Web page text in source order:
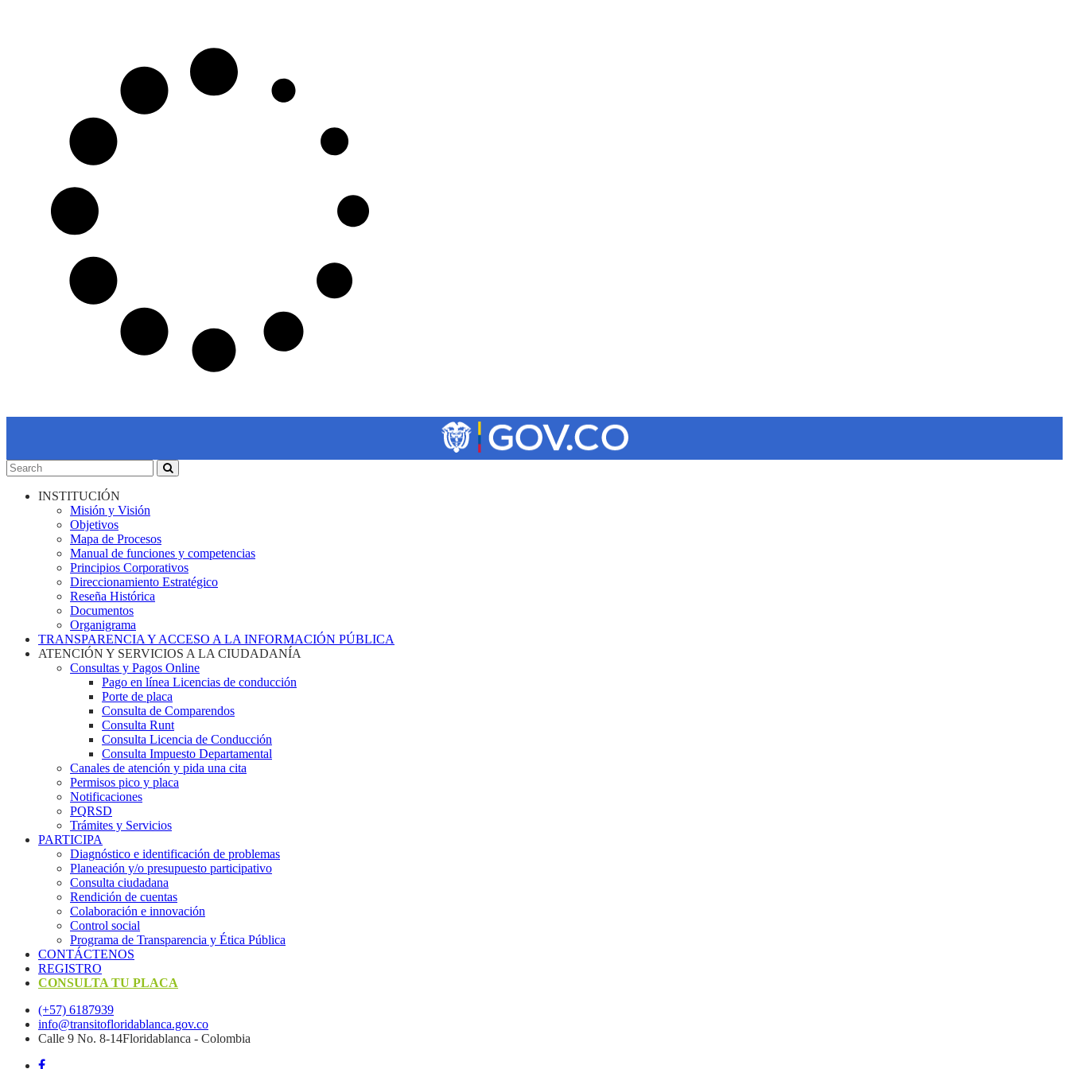
INSTITUCIÓN
Misión y Visión
Objetivos
Mapa de Procesos
Manual de funciones y competencias
Principios Corporativos
Direccionamiento Estratégico
Reseña Histórica
Documentos
Organigrama
TRANSPARENCIA Y ACCESO A LA INFORMACIÓN PÚBLICA
ATENCIÓN Y SERVICIOS A LA CIUDADANÍA
Consultas y Pagos Online
Pago en línea Licencias de conducción
Porte de placa
Consulta de Comparendos
Consulta Runt
Consulta Licencia de Conducción
Consulta Impuesto Departamental
Canales de atención y pida una cita
Permisos pico y placa
Notificaciones
PQRSD
Trámites y Servicios
PARTICIPA
Diagnóstico e identificación de problemas
Planeación y/o presupuesto participativo​
Consulta ciudadana
Rendición de cuentas
Colaboración e innovación
Control social
Programa de Transparencia y Ética Pública
CONTÁCTENOS
REGISTRO
CONSULTA TU PLACA
(+57) 6187939
info@transitofloridablanca.gov.co
Calle 9 No. 8-14Floridablanca - Colombia